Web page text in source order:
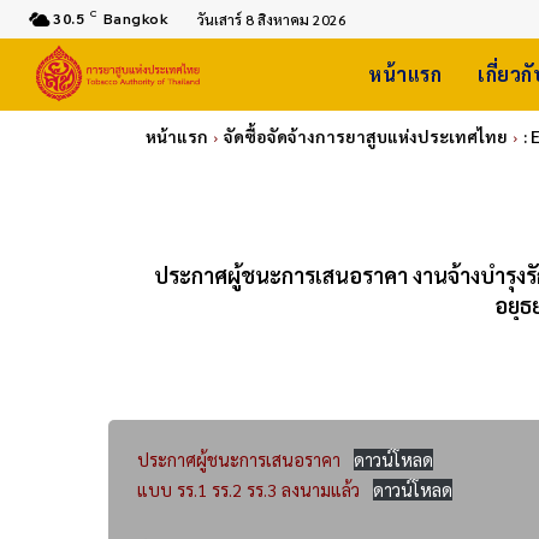
30.5 C Bangkok วันเสาร์ 8 สิงหาคม 2026
หน้าแรก เกี่ยว
หน้าแรก จัดซื้อจัดจ้างการยาสูบแห่งประเทศไทย :
ประกาศผู้ชนะการเสนอราคา งานจ้างบำ
อยุธ
ประกาศผู้ชนะการเสนอราคา
ดาวน์โหลด
แบบ รร.1 รร.2 รร.3 ลงนามแล้ว
ดาวน์โหลด